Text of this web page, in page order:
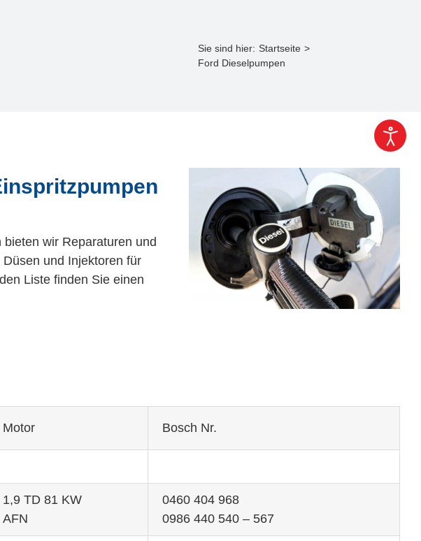
Sie sind hier: Startseite
Ford Dieselpumpen
wir Reparaturen und
und Injektoren für
Liste finden Sie einen
Motor Bosch Nr.
1,9 TD 81 KW
AFN
0460 404 968
0986 440 540 – 567